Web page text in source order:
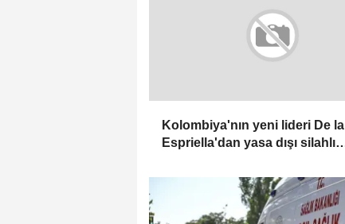
Kolombiya'nın yeni lideri De la
Espriella'dan yasa dışı silahlı